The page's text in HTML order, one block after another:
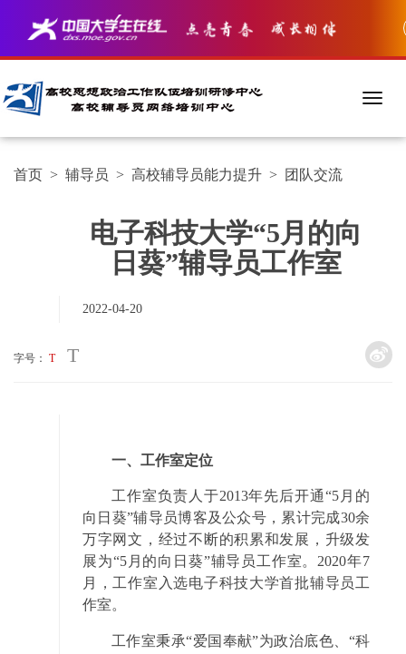
首页 > 辅导员 > 高校辅导员能力提升 > 团队交流
电子科技大学“5月的向
日葵”辅导员工作室
2022-04-20
字号： T T
一、工作室定位
工作室负责人于2013年先后开通“5月的
向日葵”辅导员博客及公众号，累计完成30余
万字网文，经过不断的积累和发展，升级发
展为“5月的向日葵”辅导员工作室。2020年7
月，工作室入选电子科技大学首批辅导员工
作室。
工作室秉承“爱国奉献”为政治底色、“科